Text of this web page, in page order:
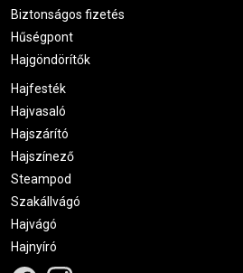
Biztonságos fizetés
Hűségpont
Hajgöndörítők
Hajfesték
Hajvasaló
Hajszárító
Hajszínező
Steampod
Szakállvágó
Hajvágó
Hajnyíró